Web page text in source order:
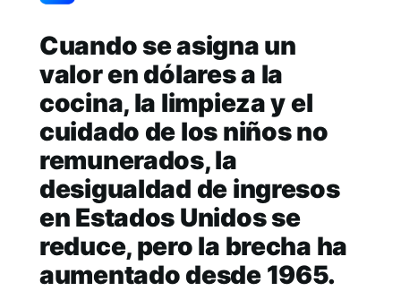
Cuando se asigna un
valor en dólares a la
cocina, la limpieza y el
cuidado de los niños no
remunerados, la
desigualdad de ingresos
en Estados Unidos se
reduce, pero la brecha ha
aumentado desde 1965.